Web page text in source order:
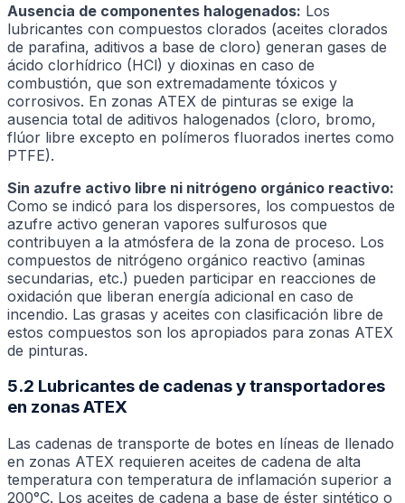
Ausencia de componentes halogenados: Los
lubricantes con compuestos clorados (aceites clorados
de parafina, aditivos a base de cloro) generan gases de
ácido clorhídrico (HCl) y dioxinas en caso de
combustión, que son extremadamente tóxicos y
corrosivos. En zonas ATEX de pinturas se exige la
ausencia total de aditivos halogenados (cloro, bromo,
flúor libre excepto en polímeros fluorados inertes como
PTFE).
Sin azufre activo libre ni nitrógeno orgánico reactivo:
Como se indicó para los dispersores, los compuestos de
azufre activo generan vapores sulfurosos que
contribuyen a la atmósfera de la zona de proceso. Los
compuestos de nitrógeno orgánico reactivo (aminas
secundarias, etc.) pueden participar en reacciones de
oxidación que liberan energía adicional en caso de
incendio. Las grasas y aceites con clasificación libre de
estos compuestos son los apropiados para zonas ATEX
de pinturas.
5.2 Lubricantes de cadenas y transportadores
en zonas ATEX
Las cadenas de transporte de botes en líneas de llenado
en zonas ATEX requieren aceites de cadena de alta
temperatura con temperatura de inflamación superior a
200°C. Los aceites de cadena a base de éster sintético o